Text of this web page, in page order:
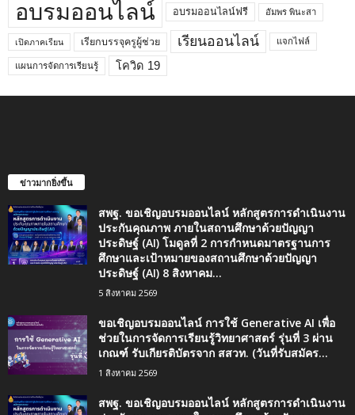
อบรมออนไลน์ อบรมออนไลน์ฟรี อัมพร พินะสา
เปิดภาคเรียน เรียกบรรจุครูผู้ช่วย เรียนออนไลน์ แจกไฟล์
แผนการจัดการเรียนรู้ โควิด 19
ข่าวมากยิ่งขึ้น
สพฐ. ขอเชิญอบรมออนไลน์ หลักสูตรการดำเนินงาน
ประกันคุณภาพ ภายในสถานศึกษาด้วยปัญญา
ประดิษฐ์ (AI) โมดูลที่ 2 การกำหนดมาตรฐานการ
ศึกษาและเป้าหมายของสถานศึกษาด้วยปัญญา
ประดิษฐ์ (AI) 8 สิงหาคม...
5 สิงหาคม 2569
ขอเชิญอบรมออนไลน์ การใช้ Generative AI เพื่อ
ช่วยในการจัดการเรียนรู้วิทยาศาสตร์ รุ่นที่ 3 ผ่าน
เกณฑ์ รับเกียรติบัตรจาก สสวท. (วันที่รับสมัคร...
1 สิงหาคม 2569
สพฐ. ขอเชิญอบรมออนไลน์ หลักสูตรการดำเนินงาน